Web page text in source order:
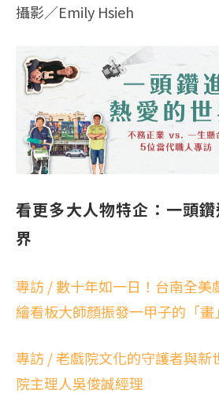
攝影／Emily Hsieh
看更多大人物特企：一
界
專訪 / 數十年如一日！台南全美
繪看板大師顏振發一甲子的「畫
專訪 / 老戲院文化的守護者與新
院主理人吳俊誠經理